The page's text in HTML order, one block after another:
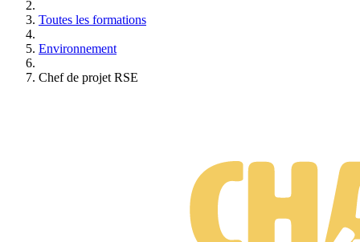
Toutes les formations
Environnement
Chef de projet RSE